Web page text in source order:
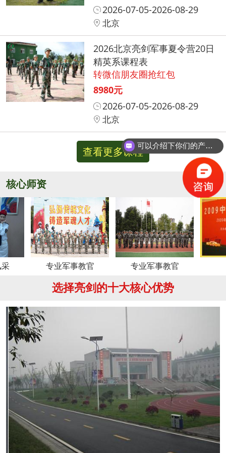
2026-07-05-2026-08-29
北京
2026北京亮剑军事夏令营20日
精英系课程表
转微信朋友圈抢红包
8980元
2026-07-05-2026-08-29
北京
查看更多课程
核心师资 更多
专业军事教官 专业军事教官
选择亮剑的十大核心优势
你们是怎么收费的呢？